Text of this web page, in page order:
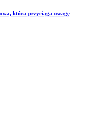
która przyciąga uwagę